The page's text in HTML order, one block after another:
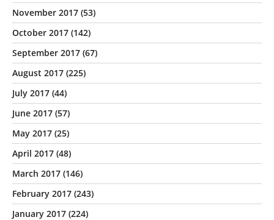
November 2017 (53)
October 2017 (142)
September 2017 (67)
August 2017 (225)
July 2017 (44)
June 2017 (57)
May 2017 (25)
April 2017 (48)
March 2017 (146)
February 2017 (243)
January 2017 (224)